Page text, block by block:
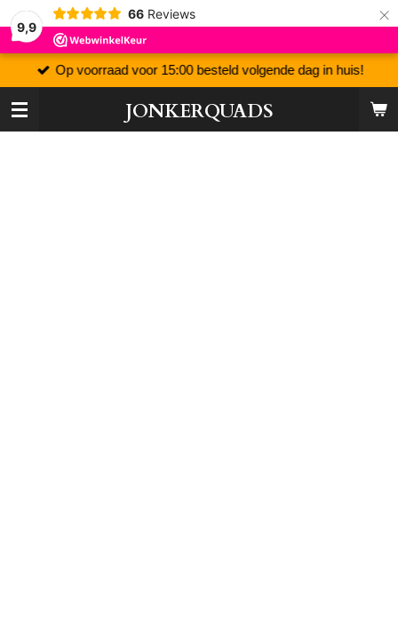
9,9
66 Reviews ×
JONKERQUADS
Op voorraad voor 15:00 besteld volgende dag in huis!